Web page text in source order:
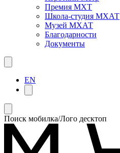
Премия МХТ
Школа-студия МХАТ
Музей МХАТ
Благодарности
Документы
EN
Поиск мобилка/Лого десктоп